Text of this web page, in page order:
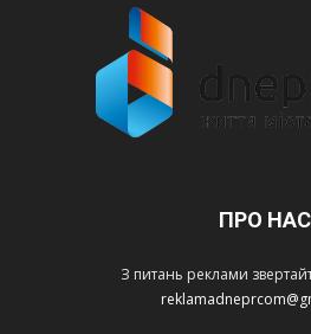
ПРО НАС
З питань реклами